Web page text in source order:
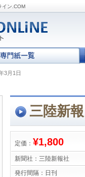
イン.COM
3月1日
三陸新
定価： ¥1,800
新聞社： 三陸新報社
発行間隔： 日刊